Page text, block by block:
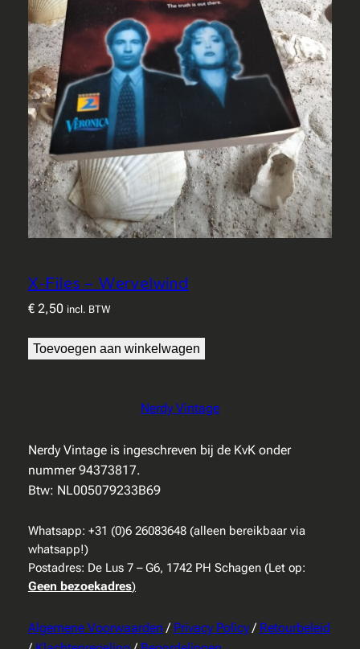
X-Files – Wervelwind
€2,50 incl. BTW
Toevoegen aan winkelwagen
Nerdy Vintage
Nerdy Vintage is ingeschreven bij de KvK onder
nummer 94373817.
Btw: NL005079233B69
Whatsapp: +31 (0)6 26083648 (alleen bereikbaar via
whatsapp!)
Postadres: De Lus 7 – G6, 1742 PH Schagen (Let op:
Geen bezoekadres)
Algemene Voorwaarden / Privacy Policy/ Retourbeleid